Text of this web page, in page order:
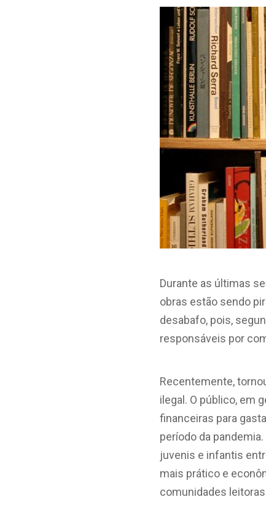
Durante as últimas
obras estão sendo
desabafo, pois,
responsáveis por
Recentemente,
ilegal. O público, em
financeiras para
período da
juvenis e infantis
mais prático e
comunidades